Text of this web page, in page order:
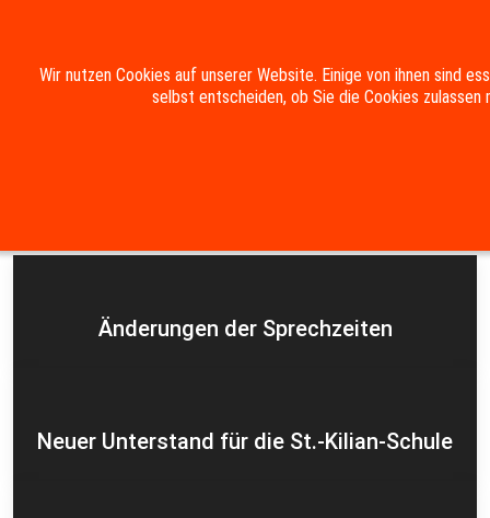
Impressum Datenschutzerklärung
Änderungen der Sprechzeiten
Neuer Unterstand für die St.-Kilian-Schule
Wir nutzen Cookies auf unserer Website. Einige von ihnen sind
selbst entscheiden, ob Sie die Cookies